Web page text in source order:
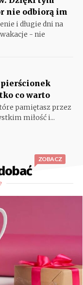
nie odbiorą im
i długie dni na
- nie
pierścionek
co warto
pamiętasz przez
miłość i...
ZOBACZ